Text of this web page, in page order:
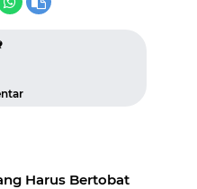
Harus Bertobat